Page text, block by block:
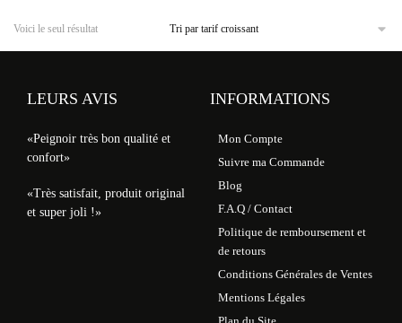
Voici le seul résultat
LEURS AVIS
«Peignoir très bon qualité et
confort»
«Très satisfait, produit original
et super joli !»
INFORMATIONS
Mon Compte
Suivre ma Commande
Blog
F.A.Q / Contact
Politique de remboursement et
de retours
Conditions Générales de Ventes
Mentions Légales